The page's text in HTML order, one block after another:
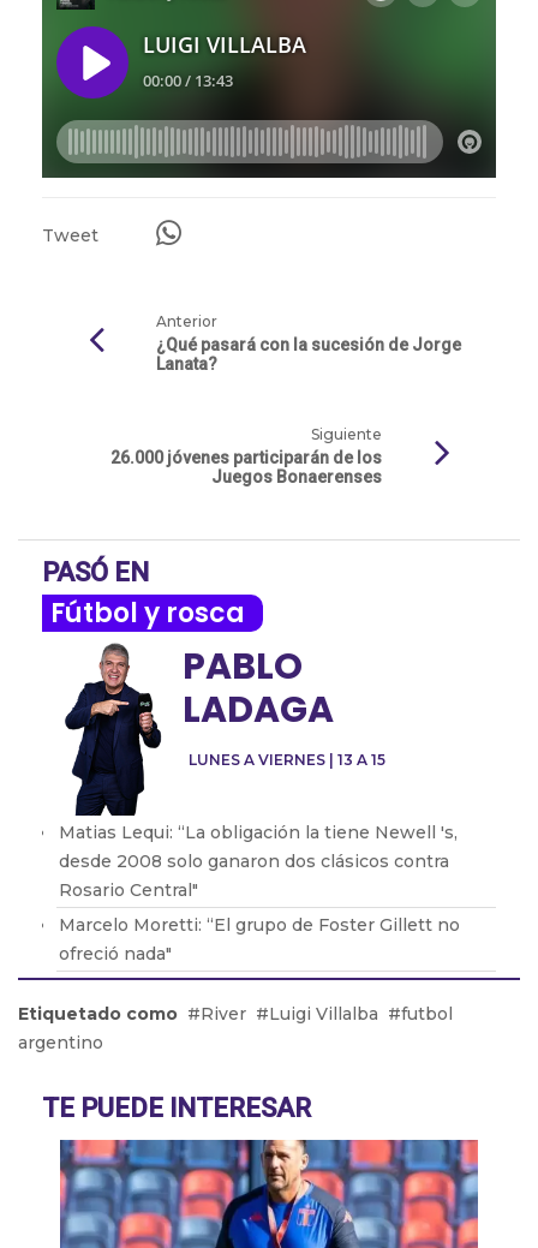
Tweet
Anterior
¿Qué pasará con la sucesión de Jorge
Lanata?
Siguiente
26.000 jóvenes participarán de los
Juegos Bonaerenses
PASÓ EN
Fútbol y rosca
LUNES A VIERNES | 13 A 15
PABLO
LADAGA
Matias Lequi: “La obligación la tiene Newell 's,
desde 2008 solo ganaron dos clásicos contra
Rosario Central"
Marcelo Moretti: “El grupo de Foster Gillett no
ofreció nada"
argentino
Miguel Ángel Russo: “Para la situación económica
Álvaro Angulo: “Ganarle a River en el Monumental
seria muy hermoso”
Etiquetado como River Luigi Villalba
futbol
argentino
TE PUEDE INTERESAR